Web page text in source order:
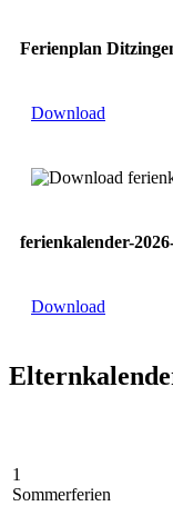
Ferienplan
Download
ferienkalender-
Download
1
Sommerferien